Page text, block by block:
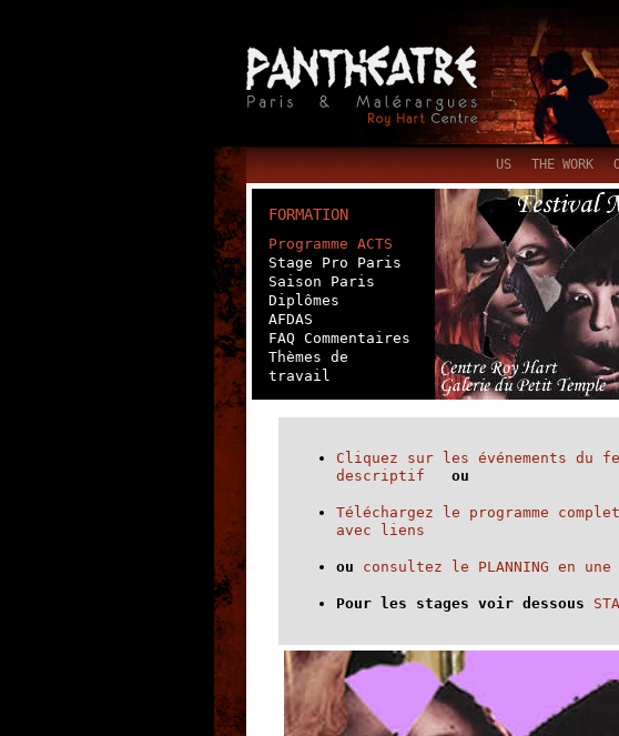
US THE WORK
FORMATION
Programme ACTS
Stage Pro Paris
Saison Paris
Diplômes
AFDAS
FAQ Commentaires
Thèmes de
travail
Cliquez sur les événements du
descriptif ou
Téléchargez le programme
avec liens
ou consultez le PLANNING en une
Pour les stages voir dessous